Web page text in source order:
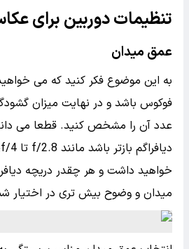
تنظیمات دوربین برای
عمق میدان
به این موضوع فکر کنید که می
فوکوس باشد و در نهایت میزان
عدد آن را مشخص کنید. قطعا می
خواهید داشت و هر چقدر دریچه
میدان و وضوح بیش تری در اختیار